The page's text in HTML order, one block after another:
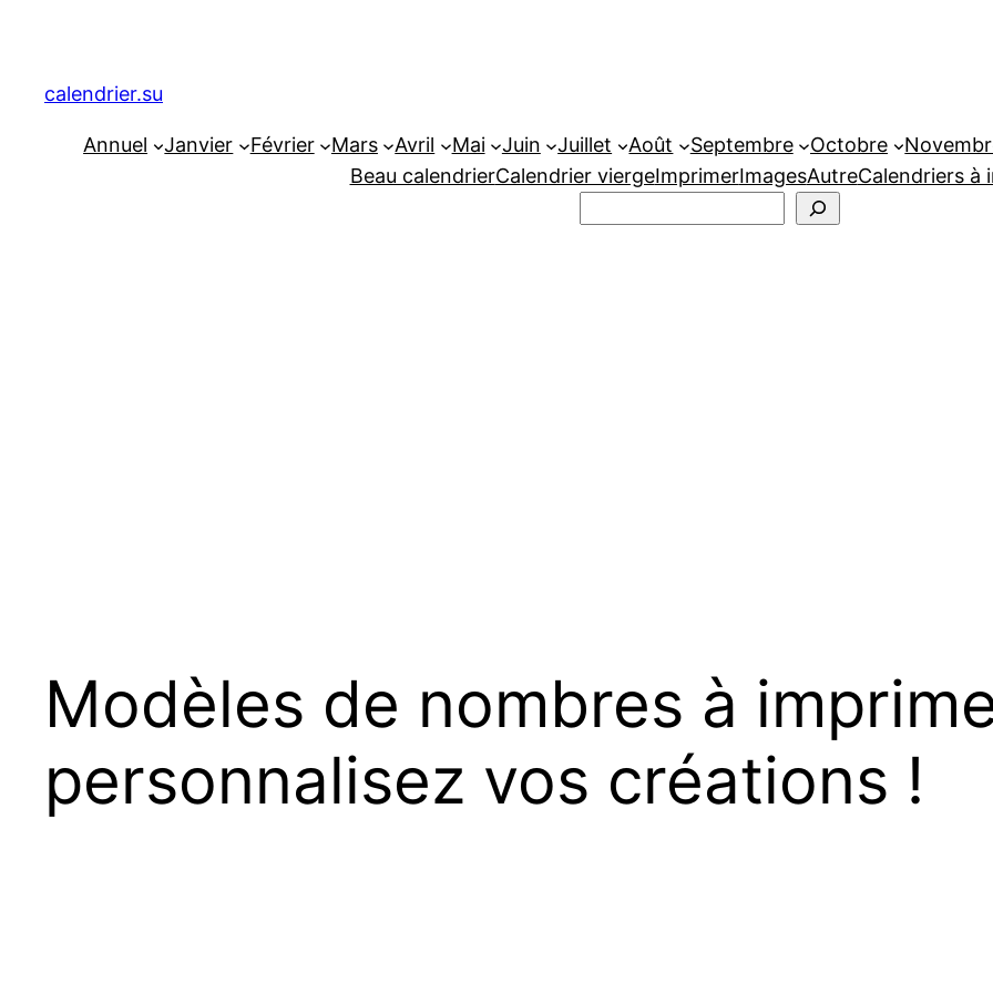
contenu
calendrier.su
Annuel Janvier Février Mars Avril Mai Juin Juillet Août Septembre Octobre
Beau calendrierCalendrier viergeImprimerImagesAutreCalendriers à
Modèles de nombres à
personnalisez vos créations !